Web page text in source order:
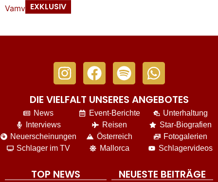
DIE VIELFALT UNSERES ANGEBOTES
News
Interviews
Neuerscheinungen
Schlager im TV
Event-Berichte
Reisen
Österreich
Mallorca
Unterhaltung
Star-Biografien
Fotogalerien
Schlagervideos
TOP NEWS NEUESTE BEITRÄGE